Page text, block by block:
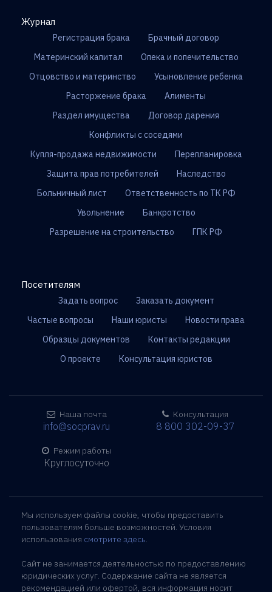
Журнал
Регистрация брака
Брачный договор
Материнский капитал
Опека и попечительство
Отцовство и материнство
Усыновление ребенка
Расторжение брака
Алименты
Раздел имущества
Договор дарения
Конфликты с соседями
Купля-продажа недвижимости
Перепланировка
Защита прав потребителей
Наследство
Больничный лист
Ответственность по ТК РФ
Увольнение
Банкротство
Разрешение на строительство
ГПК РФ
Посетителям
Задать вопрос
Заказать документ
Частые вопросы
Наши юристы
Новости права
Образцы документов
Контакты редакции
О проекте
Консультация юристов
Наша почта
info@socprav.ru
Режим работы
Круглосуточно
Консультация
8 800 302-09-37
Мы используем файлы cookie, чтобы предоставить
пользователям больше возможностей. Условия
использования смотрите здесь.
Сайт не занимается деятельностью по предоставлению
юридических услуг. Содержание сайта не является
рекомендацией или офертой, вся информация носит